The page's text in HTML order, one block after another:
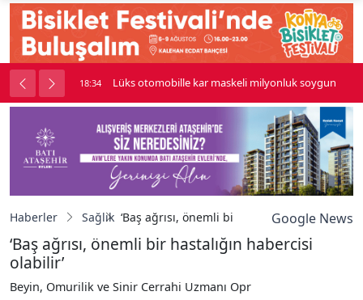
kavga çıktı 18:34 Lüks otomobille kar maskeli milyonluk soygun
Haberler Sağlık ‘Baş ağrısı, önemli bir hastalığın habercisi
Google News
‘Baş ağrısı, önemli bir hastalığın habercisi
olabilir’
Beyin, Omurilik ve Sinir Cerrahi Uzmanı Opr